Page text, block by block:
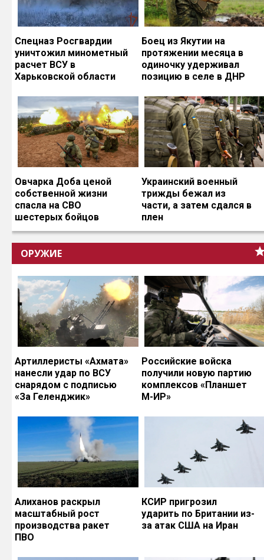
Спецназ Росгвардии
уничтожил минометный
расчет ВСУ в
Харьковской области
Боец из Якутии на
протяжении месяца в
одиночку удерживал
позицию в селе в ДНР
Овчарка Доба ценой
собственной жизни
спасла на СВО
шестерых бойцов
Украинский военный
трижды бежал из
части, а затем сдался в
плен
ОРУЖИЕ
Артиллеристы «Ахмата»
нанесли удар по ВСУ
снарядом с подписью
«За Геленджик»
Российские войска
получили новую партию
комплексов «Планшет
М-ИР»
Алиханов раскрыл
масштабный рост
производства ракет
ПВО
КСИР пригрозил
ударить по Британии из-
за атак США на Иран